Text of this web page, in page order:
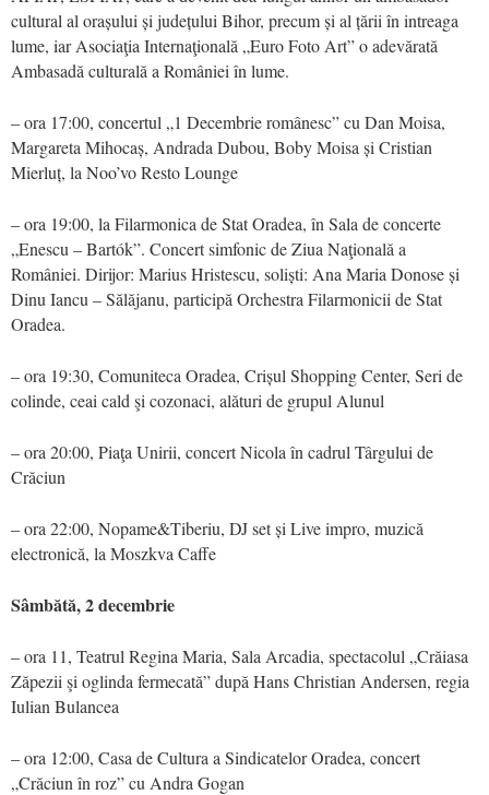
cultural al orașului și județului Bihor, precum și al țării în intreaga
lume, iar Asociaţia Internaţională „Euro Foto Art” o adevărată
Ambasadă culturală a României în lume.
– ora 17:00, concertul „1 Decembrie românesc” cu Dan Moisa,
Margareta Mihocaș, Andrada Dubou, Boby Moisa și Cristian
Mierluț, la Noo’vo Resto Lounge
– ora 19:00, la Filarmonica de Stat Oradea, în Sala de concerte
„Enescu – Bartók”. Concert simfonic de Ziua Naţională a
României. Dirijor: Marius Hristescu, soliști: Ana Maria Donose și
Dinu Iancu – Sălăjanu, participă Orchestra Filarmonicii de Stat
Oradea.
– ora 19:30, Comuniteca Oradea, Crișul Shopping Center, Seri de
colinde, ceai cald şi cozonaci, alături de grupul Alunul
– ora 20:00, Piaţa Unirii, concert Nicola în cadrul Târgului de
Crăciun
– ora 22:00, Nopame&Tiberiu, DJ set și Live impro, muzică
electronică, la Moszkva Caffe
Sâmbătă, 2 decembrie
– ora 11, Teatrul Regina Maria, Sala Arcadia, spectacolul „Crăiasa
Zăpezii şi oglinda fermecată” după Hans Christian Andersen, regia
Iulian Bulancea
– ora 12:00, Casa de Cultura a Sindicatelor Oradea, concert
„Crăciun în roz” cu Andra Gogan